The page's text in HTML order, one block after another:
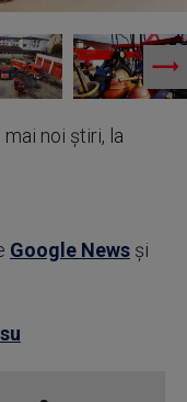
noi știri, la
Google News şi